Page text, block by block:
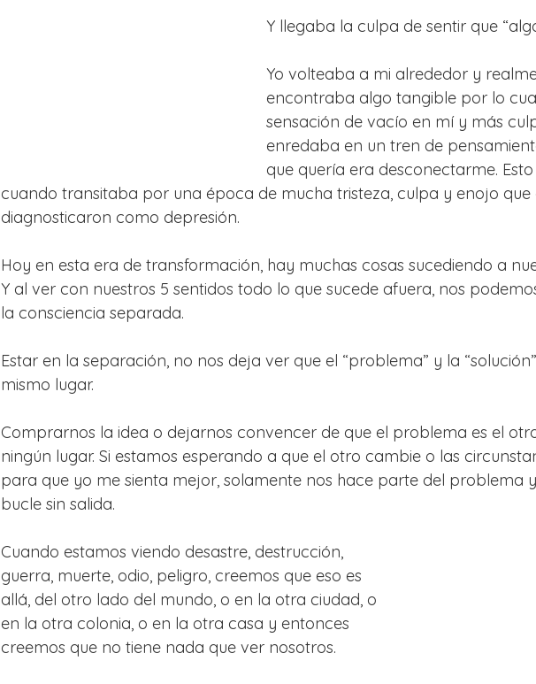
Y llegaba la culpa de sentir que
Yo volteaba a mi alrededor y
encontraba algo tangible por lo
sensación de vacío en mí y más
enredaba en un tren de
que quería era desconectarme.
cuando transitaba por una época de mucha tristeza, culpa y enojo que
diagnosticaron como depresión.
Hoy en esta era de transformación, hay muchas cosas sucediendo a
Y al ver con nuestros 5 sentidos todo lo que sucede afuera, nos
la consciencia separada.
Estar en la separación, no nos deja ver que el “problema” y la
mismo lugar.
Comprarnos la idea o dejarnos convencer de que el problema es el
ningún lugar. Si estamos esperando a que el otro cambie o las
para que yo me sienta mejor, solamente nos hace parte del problema
bucle sin salida.
Cuando estamos viendo desastre, destrucción,
guerra, muerte, odio, peligro, creemos que eso es
allá, del otro lado del mundo, o en la otra ciudad, o
en la otra colonia, o en la otra casa y entonces
creemos que no tiene nada que ver nosotros.